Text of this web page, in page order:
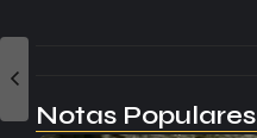
Notas Populares